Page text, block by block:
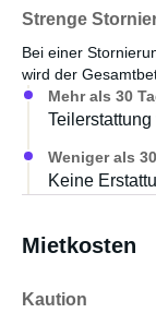
- Drehsitze
- Ein Tisch und
- Ein
- Eine
Strenge
Bei einer
wird der
Mehr als 30
Weniger als
Keine
Mietkosten
Kaution